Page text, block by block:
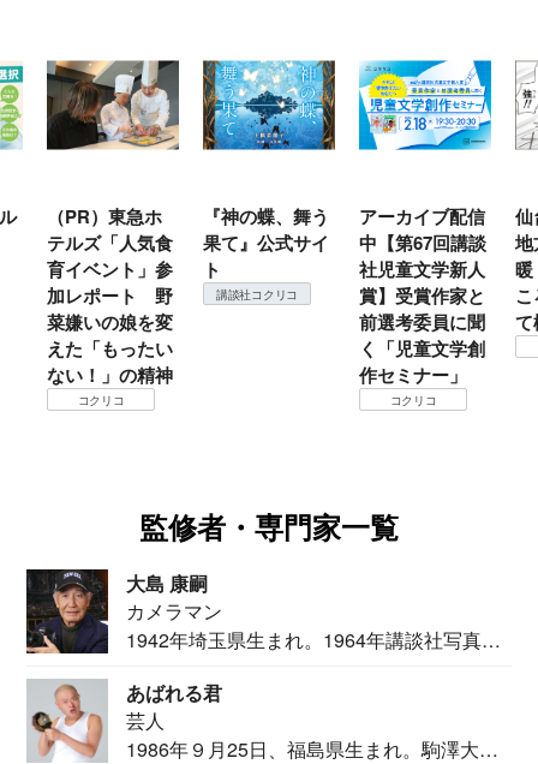
（PR）東急ホ
テルズ「人気食
育イベント」参
加レポート 野
菜嫌いの娘を変
えた「もったい
ない！」の精神
コクリコ
『神の蝶、舞う
果て』公式サイ
ト
講談社コクリコ
アーカイブ配信
中【第67回講談
社児童文学新人
賞】受賞作家と
前選考委員に聞
く「児童文学創
作セミナー」
コクリコ
仙
地
て
監修者・専門家一覧
大島 康嗣
カメラマン
1942年埼玉県生まれ。1964年講談社写真部
あばれる君
芸人
1986年９月25日、福島県生まれ。駒澤大学